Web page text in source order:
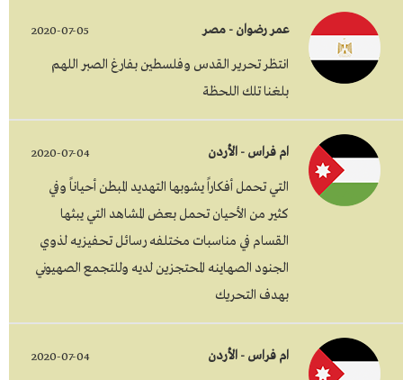
عمر رضوان - مصر 2020-07-05
انتظر تحرير القدس وفلسطين بفارغ الصبر اللهم
بلغنا تلك اللحظة
ام فراس - الأردن 2020-07-04
التي تحمل أفكاراً يشوبها التهديد المبطن أحياناً وفي
كثير من الأحيان تحمل بعض المشاهد التي يبثها
القسام في مناسبات مختلفه رسائل تحفيزيه لذوي
الجنود الصهاينه المحتجزين لديه وللتجمع الصهيوني
بهدف التحريك
ام فراس - الأردن 2020-07-04